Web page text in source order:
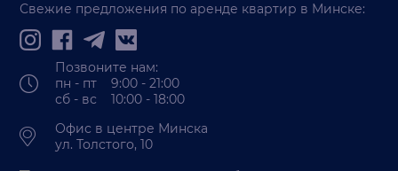
Свежие предложения по аренде квартир в Минске:
Позвоните нам:
пн - пт 9:00 - 21:00
сб - вс 10:00 - 18:00
Офис в центре Минска
ул. Толстого, 10